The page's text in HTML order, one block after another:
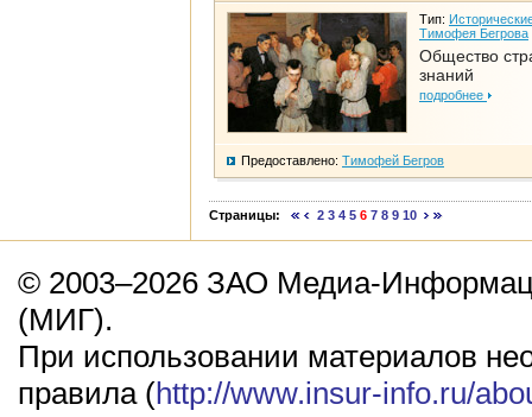
Тип:
Тимофея Бегрова
Общество
знаний
подробнее
Предоставлено: Тимофей Бегров
Страницы: 2 3 4 5 6 7 8 9 10
© 2003–2026 ЗАО Медиа-
(МИГ).
При использовании материалов
правила (http://www.insur-info.ru/